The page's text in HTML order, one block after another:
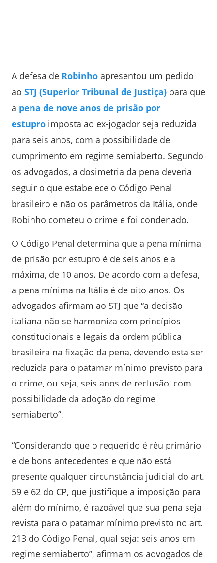
A defesa de Robinho apresentou um pedido
ao STJ (Superior Tribunal de Justiça) para que
a pena de nove anos de prisão por
estupro imposta ao ex-jogador seja reduzida
para seis anos, com a possibilidade de
cumprimento em regime semiaberto. Segundo
os advogados, a dosimetria da pena deveria
seguir o que estabelece o Código Penal
brasileiro e não os parâmetros da Itália, onde
Robinho cometeu o crime e foi condenado.
O Código Penal determina que a pena mínima
de prisão por estupro é de seis anos e a
máxima, de 10 anos. De acordo com a defesa,
a pena mínima na Itália é de oito anos. Os
advogados afirmam ao STJ que “a decisão
italiana não se harmoniza com princípios
constitucionais e legais da ordem pública
brasileira na fixação da pena, devendo esta ser
reduzida para o patamar mínimo previsto para
o crime, ou seja, seis anos de reclusão, com
possibilidade da adoção do regime
semiaberto”.
“Considerando que o requerido é réu primário
e de bons antecedentes e que não está
presente qualquer circunstância judicial do art.
59 e 62 do CP, que justifique a imposição para
além do mínimo, é razoável que sua pena seja
revista para o patamar mínimo previsto no art.
213 do Código Penal, qual seja: seis anos em
regime semiaberto”, afirmam os advogados de